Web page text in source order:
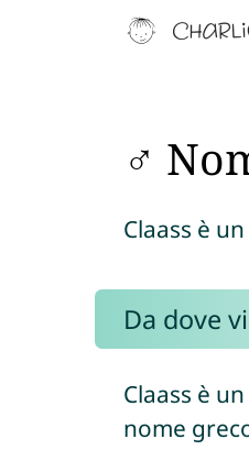
♂
Claass è
Da dove
Claass è
nome